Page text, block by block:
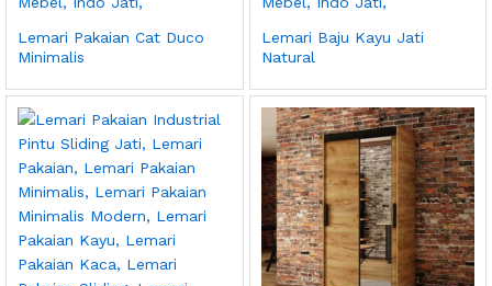
Lemari Pakaian Cat Duco
Minimalis
Lemari Baju Kayu Jati
Natural